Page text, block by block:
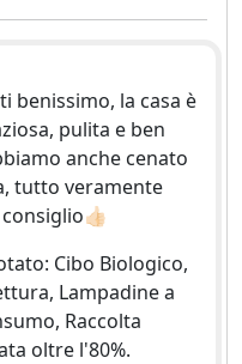
benissimo, la casa è
pulita e ben
anche cenato
tutto veramente
Cibo Biologico,
Lampadine a
Raccolta
oltre l'80%.